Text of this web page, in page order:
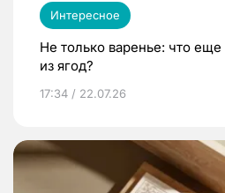
Интересное
Не только варенье: что
из ягод?
17:34 / 22.07.26